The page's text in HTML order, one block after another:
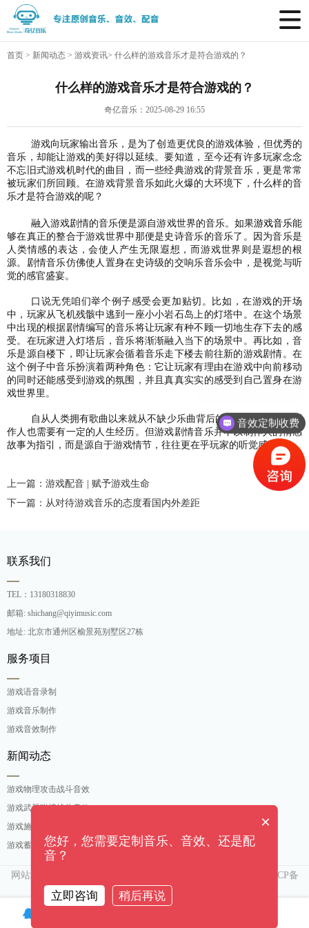
首页 > 新闻动态 > 游戏资讯> 什么样的游戏音乐才是符合游戏的？
什么样的游戏音乐才是符合游戏的？
奇亿音乐：2025-08-29 16:55
游戏向玩家输出音乐，是为了创造更优良的游戏体验，但优秀的
音乐，却能让游戏的美好得以延续。要知道，至今还有许多玩家念念
不忘旧式游戏机时代的曲目，而一些经典游戏的背景音乐，更是常常
被玩家们所回顾。在游戏背景音乐如此火爆的大环境下，什么样的音
乐才是符合游戏的呢？
融入游戏剧情的音乐便是源自游戏世界的音乐。如果游戏音乐能
够在真正的整合于游戏世界中那便是史诗音乐的音乐了。因为音乐是
人类情感的表达，会使人产生无限遐想，而游戏世界则是遐想的根
源。剧情音乐仿佛使人置身在史诗级的交响乐音乐会中，是视觉与听
觉的感官盛宴。
口说无凭咱们举个例子感受会更加贴切。比如，在游戏的开场
中，玩家从飞机残骸中逃到一座小小岩石岛上的灯塔中。在这个场景
中出现的根据剧情编写的音乐将让玩家有种不顾一切地生存下去的感
受。在玩家进入灯塔后，音乐将渐渐融入当下的场景中。再比如，音
乐是源自楼下，即让玩家会循着音乐走下楼去前往新的游戏剧情。在
这个例子中音乐扮演着两种角色：它让玩家有理由在游戏中向前移动
的同时还能感受到游戏的氛围，并且真真实实的感受到自己置身在游
戏世界里。
自从人类拥有歌曲以来就从不缺少乐曲背后的故事，剧情音乐制
作人也需要有一定的人生经历。但游戏剧情音乐并不以制作人的情感
故事为指引，而是源自于游戏情节，往往更在乎玩家的听觉感受。
上一篇：游戏配音 | 赋予游戏生命
下一篇：从对待游戏音乐的态度看国内外差距
联系我们
TEL：13180318830
邮箱: shichang@qiyimusic.com
地址: 北京市通州区榆景苑别墅区27栋
服务项目
游戏语音录制
游戏音乐制作
游戏音效制作
新闻动态
游戏物理攻击战斗音效
游戏武器碰撞战斗音效
游戏施法吟唱战斗音效
游戏蓄力攻击战斗音效
网站地图
京ICP备
15007552号-3
音效定制收费
×
您好，您需要定制音乐、音效、还是配
音？
立即咨询 稍后再说